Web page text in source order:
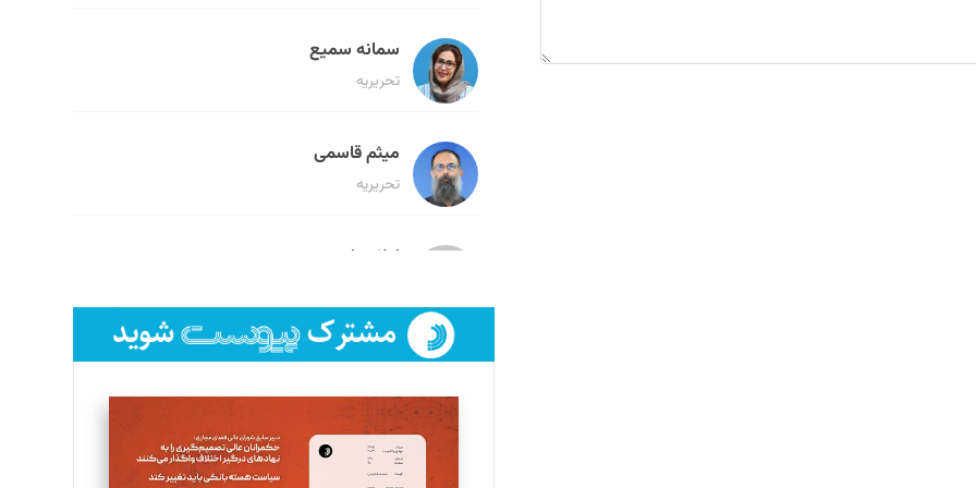
سمانه سمیع
تحریریه
میثم قاسمی
تحریریه
لیلا حنارود
فائزه فتحی رستمی
تحریریه
سروش کرمیان